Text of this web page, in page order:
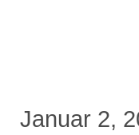
Januar 2,